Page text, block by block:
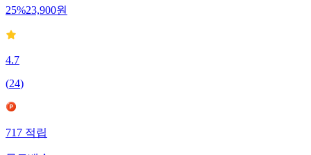
25%23,900원
4.7
(24)
717적립